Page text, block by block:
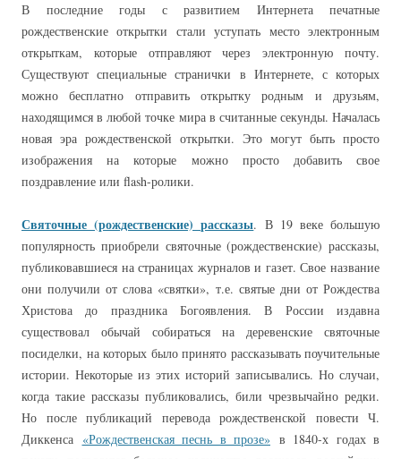
В последние годы с развитием Интернета печатные
рождественские открытки стали уступать место электронным
открыткам, которые отправляют через электронную почту.
Существуют специальные странички в Интернете, с которых
можно бесплатно отправить открытку родным и друзьям,
находящимся в любой точке мира в считанные секунды. Началась
новая эра рождественской открытки. Это могут быть просто
изображения на которые можно просто добавить свое
поздравление или flash-ролики.
Святочные (рождественские) рассказы. В 19 веке большую
популярность приобрели святочные (рождественские) рассказы,
публиковавшиеся на страницах журналов и газет. Свое название
они получили от слова «святки», т.е. святые дни от Рождества
Христова до праздника Богоявления. В России издавна
существовал обычай собираться на деревенские святочные
посиделки, на которых было принято рассказывать поучительные
истории. Некоторые из этих историй записывались. Но случаи,
когда такие рассказы публиковались, били чрезвычайно редки.
Но после публикаций перевода рождественской повести Ч.
Диккенса «Рождественская песнь в прозе» в 1840-х годах в